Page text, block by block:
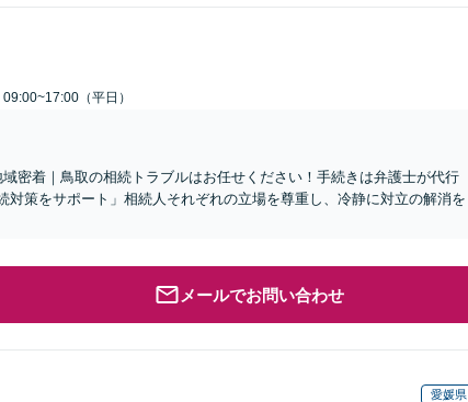
（平日）
密着｜鳥取の相続トラブルはお任せください！手続きは弁護士が代行
対策をサポート」相続人それぞれの立場を尊重し、冷静に対立の解消を
メールでお問い合わせ
愛媛県